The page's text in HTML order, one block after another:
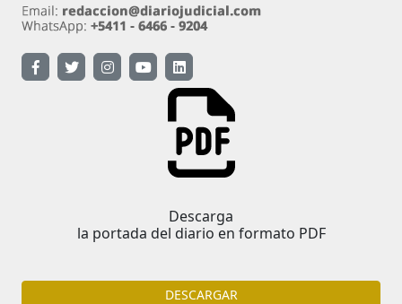
Descarga
la portada del diario en formato PDF
DESCARGAR